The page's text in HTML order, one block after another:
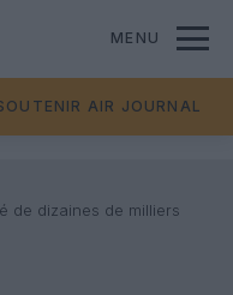
MENU
AIR JOURNAL
de dizaines de milliers